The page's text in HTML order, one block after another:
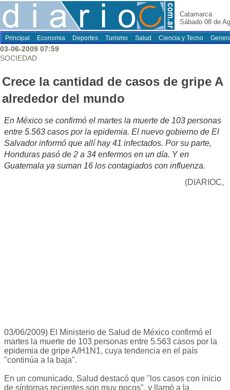
Catamarca
Sábado 08 de
Principal Economia Deportes Turismo Salud Ciencia y Tecno
03-06-2009 07:59
SOCIEDAD
Crece la cantidad de casos de gripe A
alrededor del mundo
En México se confirmó el martes la muerte de 103 personas
entre 5.563 casos por la epidemia. El nuevo gobierno de El
Salvador informó que allí hay 41 infectados. Por su parte,
Honduras pasó de 2 a 34 enfermos en un día. Y en
Guatemala ya suman 16 los contagiados con influenza.
(DIARIOC,
03/06/2009) El Ministerio de Salud de México confirmó el
martes la muerte de 103 personas entre 5.563 casos por la
epidemia de gripe A/H1N1, cuya tendencia en el país
"continúa a la baja".
En un comunicado, Salud destacó que "los casos con inicio
de síntomas recientes son muy pocos", y llamó a la